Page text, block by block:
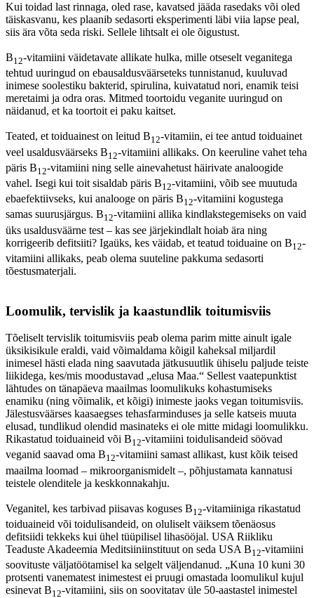
Kui toidad last rinnaga, oled rase, kavatsed jääda rasedaks või oled
täiskasvanu, kes plaanib sedasorti eksperimenti läbi viia lapse peal,
siis ära võta seda riski. Sellele lihtsalt ei ole õigustust.
B12-vitamiini väidetavate allikate hulka, mille otseselt veganitega
tehtud uuringud on ebausaldusväärseteks tunnistanud, kuuluvad
inimese soolestiku bakterid, spirulina, kuivatatud nori, enamik teisi
meretaimi ja odra oras. Mitmed toortoidu veganite uuringud on
näidanud, et ka toortoit ei paku kaitset.
Teated, et toiduainest on leitud B12-vitamiin, ei tee antud toiduainet
veel usaldusväärseks B12-vitamiini allikaks. On keeruline vahet teha
päris B12-vitamiini ning selle ainevahetust häirivate analoogide
vahel. Isegi kui toit sisaldab päris B12-vitamiini, võib see muutuda
ebaefektiivseks, kui analooge on päris B12-vitamiini kogustega
samas suurusjärgus. B12-vitamiini allika kindlakstegemiseks on vaid
üks usaldusväärne test – kas see järjekindlalt hoiab ära ning
korrigeerib defitsiiti? Igaüks, kes väidab, et teatud toiduaine on B12-
vitamiini allikaks, peab olema suuteline pakkuma sedasorti
tõestusmaterjali.
Loomulik, tervislik ja kaastundlik toitumisviis
Tõeliselt tervislik toitumisviis peab olema parim mitte ainult igale
üksikisikule eraldi, vaid võimaldama kõigil kaheksal miljardil
inimesel hästi elada ning saavutada jätkusuutlik ühiselu paljude teiste
liikidega, kes/mis moodustavad „elusa Maa.“ Sellest vaatepunktist
lähtudes on tänapäeva maailmas loomulikuks kohastumiseks
enamiku (ning võimalik, et kõigi) inimeste jaoks vegan toitumisviis.
Jälestusväärses kaasaegses tehasfarminduses ja selle katseis muuta
elusad, tundlikud olendid masinateks ei ole mitte midagi loomulikku.
Rikastatud toiduaineid või B12-vitamiini toidulisandeid söövad
veganid saavad oma B12-vitamiini samast allikast, kust kõik teised
maailma loomad – mikroorganismidelt –, põhjustamata kannatusi
teistele olenditele ja keskkonnakahju.
Veganitel, kes tarbivad piisavas koguses B12-vitamiiniga rikastatud
toiduaineid või toidulisandeid, on oluliselt väiksem tõenäosus
defitsiidi tekkeks kui ühel tüüpilisel lihasööjal. USA Riikliku
Teaduste Akadeemia Meditsiiniinstituut on seda USA B12-vitamiini
soovituste väljatöötamisel ka selgelt väljendanud. „Kuna 10 kuni 30
protsenti vanematest inimestest ei pruugi omastada loomulikul kujul
esinevat B12-vitamiini, siis on soovitatav üle 50-aastastel inimestel